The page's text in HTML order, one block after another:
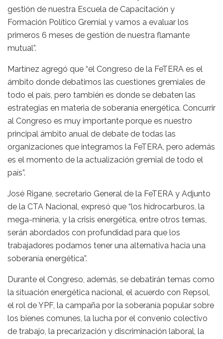
gestión de nuestra Escuela de Capacitación y
Formación Político Gremial y vamos a evaluar los
primeros 6 meses de gestión de nuestra flamante
mutual”.
Martínez agregó que “el Congreso de la FeTERA es el
ámbito donde debatimos las cuestiones gremiales de
todo el país, pero también es donde se debaten las
estrategias en materia de soberanía energética. Concurrir
al Congreso es muy importante porque es nuestro
principal ámbito anual de debate de todas las
organizaciones que integramos la FeTERA, pero además
es el momento de la actualización gremial de todo el
país”.
José Rigane, secretario General de la FeTERA y Adjunto
de la CTA Nacional, expresó que “los hidrocarburos, la
mega-minería, y la crisis energética, entre otros temas,
serán abordados con profundidad para que los
trabajadores podamos tener una alternativa hacia una
soberanía energética”.
Durante el Congreso, además, se debatirán temas como
la situación energética nacional, el acuerdo con Repsol,
el rol de YPF, la campaña por la soberanía popular sobre
los bienes comunes, la lucha por el convenio colectivo
de trabajo, la precarización y discriminación laboral, la